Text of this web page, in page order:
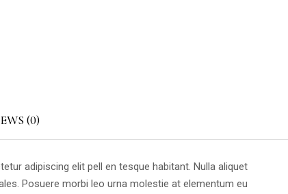
(0)
adipiscing elit pell en tesque habitant. Nulla aliquet
Posuere morbi leo urna molestie at elementum eu